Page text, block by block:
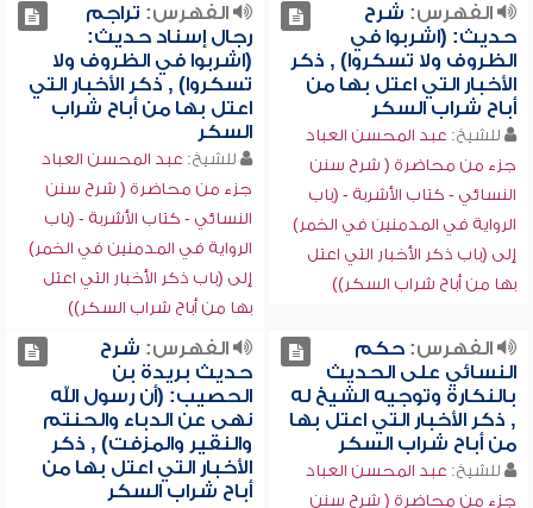
الفهرس: شرح
حديث: (اشربوا في
الظروف ولا تسكروا) , ذكر
الأخبار التي اعتل بها من
أباح شراب السكر
للشيخ: عبد المحسن العباد
جزء من محاضرة ( شرح سنن
النسائي - كتاب الأشربة - (باب
الرواية في المدمنين في الخمر)
إلى (باب ذكر الأخبار التي اعتل
بها من أباح شراب السكر))
الفهرس: تراجم
رجال إسناد حديث:
(اشربوا في الظروف ولا
تسكروا) , ذكر الأخبار التي
اعتل بها من أباح شراب
السكر
للشيخ: عبد المحسن العباد
جزء من محاضرة ( شرح سنن
النسائي - كتاب الأشربة - (باب
الرواية في المدمنين في الخمر)
إلى (باب ذكر الأخبار التي اعتل
بها من أباح شراب السكر))
الفهرس:حكم
النسائي على الحديث
بالنكارة وتوجيه الشيخ له
, ذكر الأخبار التي اعتل بها
من أباح شراب السكر
للشيخ: عبد المحسن العباد
جزء من محاضرة ( شرح سنن
الفهرس: شرح
حديث بريدة بن
الحصيب: (أن رسول الله
نهى عن الدباء والحنتم
والنقير والمزفت) , ذكر
الأخبار التي اعتل بها من
أباح شراب السكر